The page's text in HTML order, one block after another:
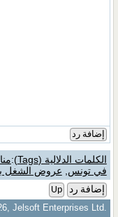
إضافة رد
الكلمات الدلالية (Tags) :
في تونس
عروض الشغل
إضافة رد
Up
Jelsoft Enterprises Ltd.